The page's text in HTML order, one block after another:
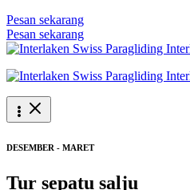
Pesan sekarang
Pesan sekarang
DESEMBER - MARET
Tur sepatu salju